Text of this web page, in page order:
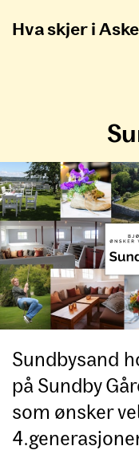
Hva skjer i
Sundbysand
på Sundby
som ønsker